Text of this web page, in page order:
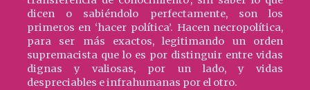
dicen o sabiéndolo perfectamente, son los
primeros en ‘hacer política’. Hacen necropolítica,
para ser más exactos, legitimando un orden
supremacista que lo es por distinguir entre vidas
dignas y valiosas, por un lado, y vidas
despreciables e infrahumanas por el otro.